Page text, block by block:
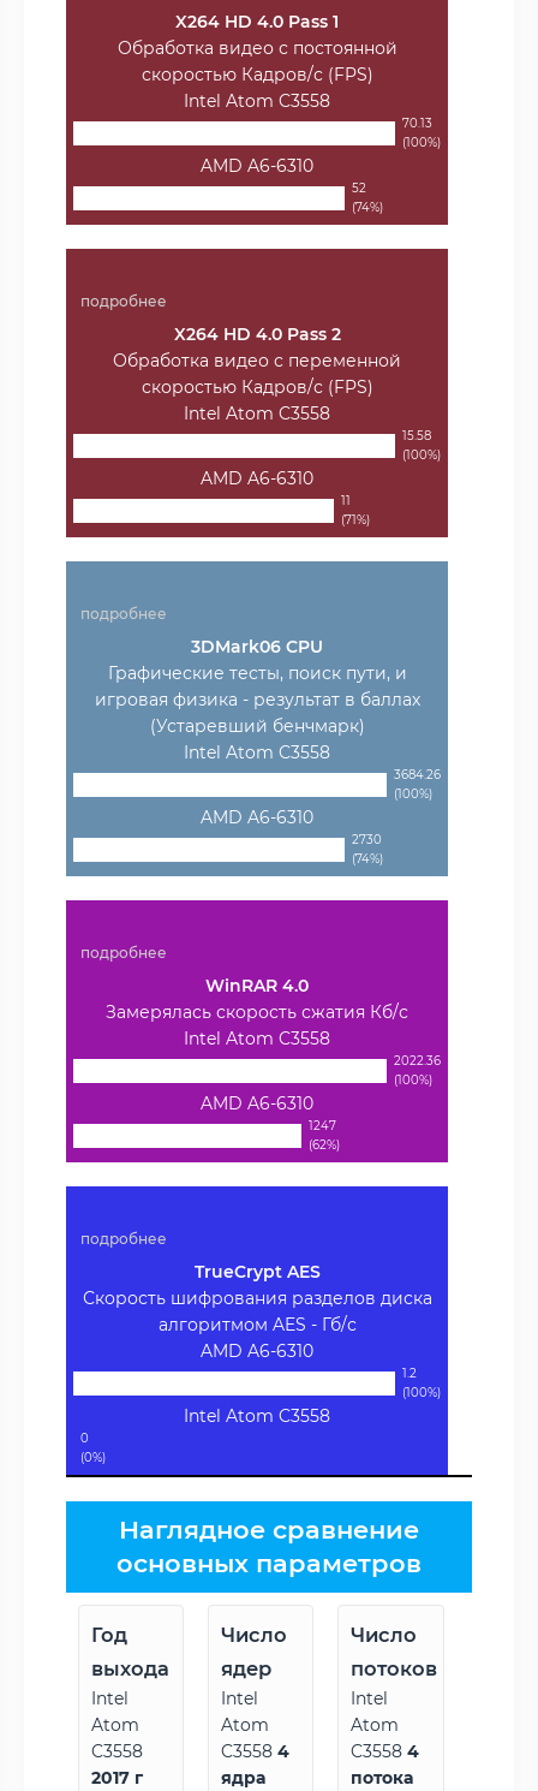
X264 HD 4.0 Pass 1
Обработка видео с постоянной
скоростью Кадров/с (FPS)
Intel Atom C3558
70.13
(100%)
AMD A6-6310
52
(74%)
подробнее
X264 HD 4.0 Pass 2
Обработка видео с переменной
скоростью Кадров/с (FPS)
Intel Atom C3558
15.58
(100%)
AMD A6-6310
11
(71%)
подробнее
3DMark06 CPU
Графические тесты, поиск пути, и
игровая физика - результат в баллах
(Устаревший бенчмарк)
Intel Atom C3558
3684.26
(100%)
AMD A6-6310
2730
(74%)
подробнее
WinRAR 4.0
Замерялась скорость сжатия Кб/с
Intel Atom C3558
2022.36
(100%)
AMD A6-6310
1247
(62%)
подробнее
TrueCrypt AES
Скорость шифрования разделов диска
алгоритмом AES - Гб/с
AMD A6-6310
1.2
(100%)
Intel Atom C3558
0
(0%)
Наглядное сравнение
основных параметров
Год
выхода
Intel
Atom
C3558
2017 г
Число
ядер
Intel
Atom
C35584
ядра
Число
потоков
Intel
Atom
C35584
потока